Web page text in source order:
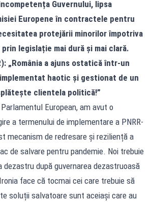
Guvernului, lipsa
Europene în contractele pentru
protejării minorilor împotriva
legislație mai dură și mai clară.
„România a ajuns ostatică într-un
haotic și gestionat de un
clientela politică!”
European, am avut o
a termenului de implementare a PNRR-
mecanism de redresare și reziliență a
de salvare pentru pandemie. Noi trebuie
dezastru după guvernarea dezastruoasă
face că tocmai cei care trebuie să
soluții salvatoare sunt aceiași care au